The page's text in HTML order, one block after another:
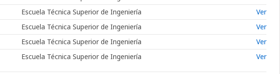
Escuela Técnica Superior de Ingeniería
Ver
Escuela Técnica Superior de Ingeniería
Ver
Escuela Técnica Superior de Ingeniería
Ver
Escuela Técnica Superior de Ingeniería Ver